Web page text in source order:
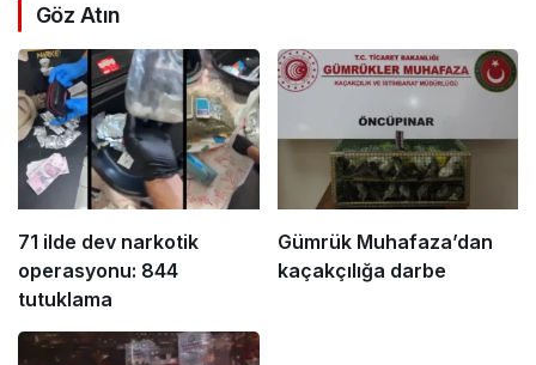
Göz Atın
71 ilde dev narkotik
operasyonu: 844
tutuklama
Gümrük Muhafaza’dan
kaçakçılığa darbe